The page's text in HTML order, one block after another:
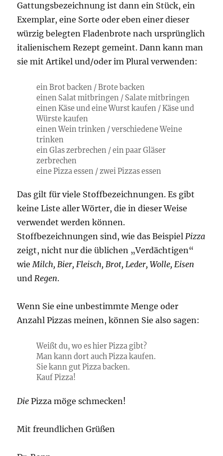
Gattungsbezeichnung ist dann ein Stück, ein
Exemplar, eine Sorte oder eben einer dieser
würzig belegten Fladenbrote nach ursprünglich
italienischem Rezept gemeint. Dann kann man
sie mit Artikel und/oder im Plural verwenden:
ein Brot backen / Brote backen
einen Salat mitbringen / Salate mitbringen
einen Käse und eine Wurst kaufen / Käse und
Würste kaufen
einen Wein trinken / verschiedene Weine
trinken
ein Glas zerbrechen / ein paar Gläser
zerbrechen
eine Pizza essen / zwei Pizzas essen
Das gilt für viele Stoffbezeichnungen. Es gibt
keine Liste aller Wörter, die in dieser Weise
verwendet werden können.
Stoffbezeichnungen sind, wie das BeispielPizza
zeigt, nicht nur die üblichen „Verdächtigen“
wieMilch, Bier, Fleisch, Brot, Leder, Wolle, Eisen
undRegen.
Wenn Sie eine unbestimmte Menge oder
Anzahl Pizzas meinen, können Sie also sagen:
Weißt du, wo es hier Pizza gibt?
Man kann dort auch Pizza kaufen.
Sie kann gut Pizza backen.
Kauf Pizza!
Die Pizza möge schmecken!
Mit freundlichen Grüßen